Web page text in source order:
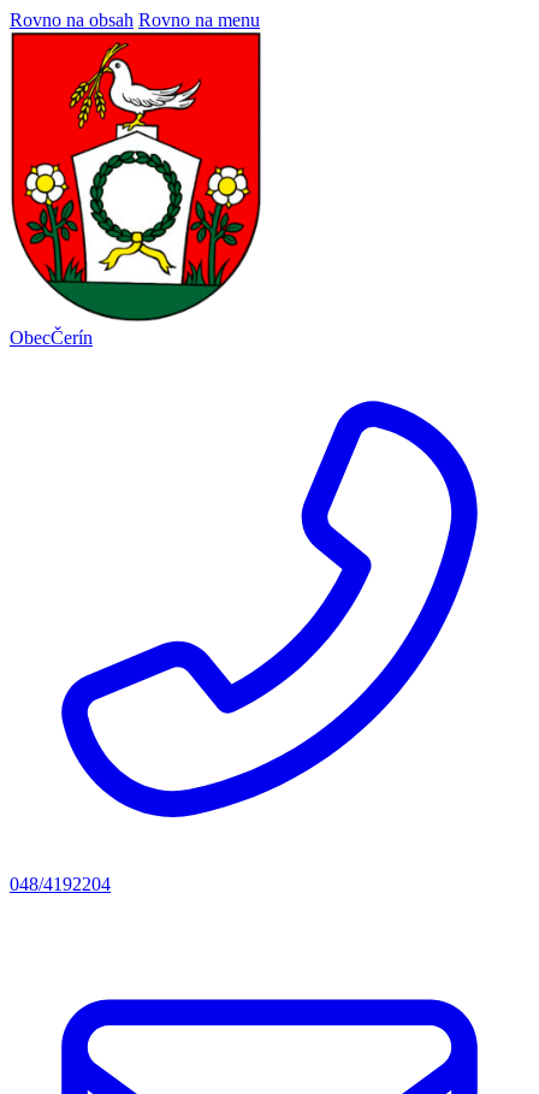
Rovno na obsah Rovno na menu
ObecČerín
048/4192204